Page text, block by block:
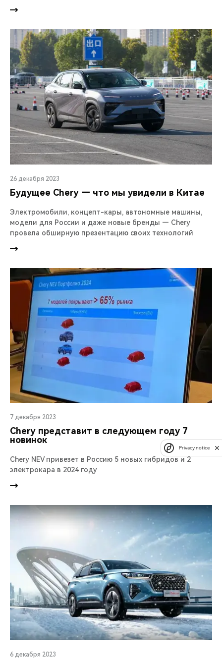
26 декабря 2023
Будущее Chery — что мы увидели в Китае
Электромобили, концепт-кары, автономные машины,
модели для России и даже новые бренды — Chery
провела обширную презентацию своих технологий
7 декабря 2023
Chery представит в следующем году 7
новинок
Chery NEV привезет в Россию 5 новых гибридов и 2
электрокара в 2024 году
6 декабря 2023
Privacy notice